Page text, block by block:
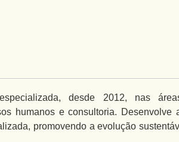
desde 2012, nas
humanos e consultoria. Desenvolve
promovendo a evolução